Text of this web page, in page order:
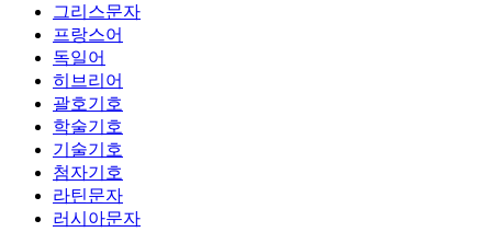
그리스문자
프랑스어
독일어
히브리어
괄호기호
학술기호
기술기호
첨자기호
라틴문자
러시아문자